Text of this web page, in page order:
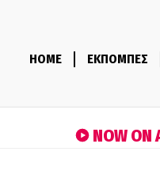
HOME ΕΚΠΟΜΠΕΣ
NOW ON